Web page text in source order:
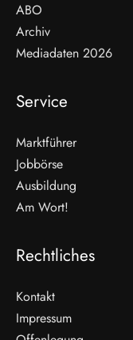
ABO
Archiv
Mediadaten 2026
Service
Marktführer
Jobbörse
Ausbildung
Am Wort!
Rechtliches
Kontakt
Impressum